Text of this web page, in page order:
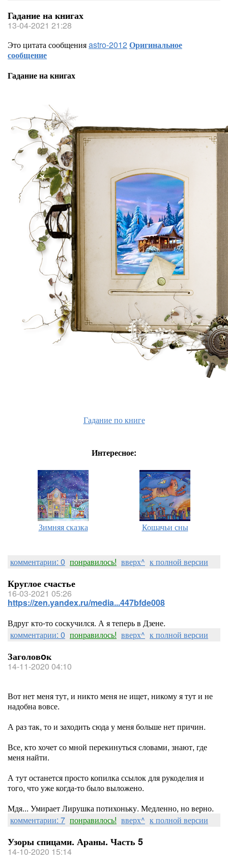
Гадание на книгах
13-04-2021 21:28
Это цитата сообщенияastro-2012Оригинальное
сообщение
Гадание на книгах
Гадание по книге
Интересное:
Зимняя сказка Кошачьи сны
комментарии: 0 понравилось! вверх^ к полной версии
Круглое счастье
16-03-2021 05:26
https://zen.yandex.ru/media...447bfde008
Вдруг кто-то соскучился. А я теперь в Дзене.
комментарии: 0 понравилось! вверх^ к полной версии
Заголовoк
14-11-2020 04:10
Вот нет меня тут, и никто меня не ищет, никому я тут и не
надобна вовсе.
А раз так, то и заходить сюда у меня больше нет причин.
Все, кто хочет со мной перекинуться словами, знают, где
меня найти.
А тут останется просто копилка ссылок для рукоделия и
того, что уже когда-то было выложено.
Мдя... Умирает Лирушка потихоньку. Медленно, но верно.
комментарии: 7 понравилось! вверх^ к полной версии
Узоры спицами. Араны. Часть 5
14-10-2020 15:14